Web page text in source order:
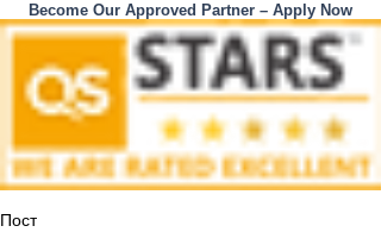
Become Our Approved Partner – Apply Now
Пост